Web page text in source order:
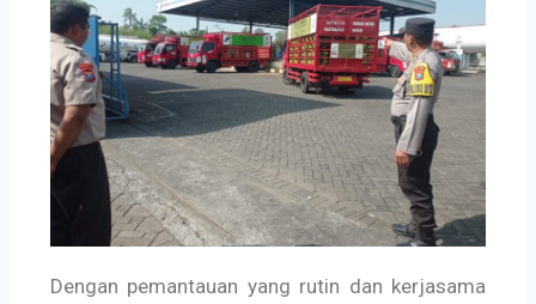
Dengan pemantauan yang rutin dan kerjasama